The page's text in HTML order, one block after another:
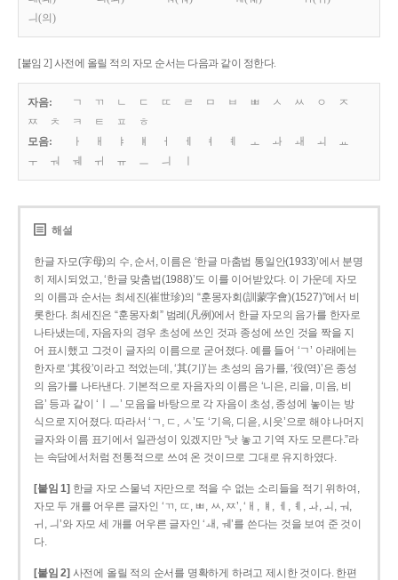
ㅢ(의)
[붙임 2] 사전에 올릴 적의 자모 순서는 다음과 같이 정한다.
자음: ㄱ ㄲ ㄴ ㄷ ㄸ ㄹ ㅁ ㅂ ㅃ ㅅ ㅆ ㅇ
ㅈ
ㅉ
ㅊ ㅋ ㅌ ㅍ
ㅎ
모음:
ㅏ ㅐ ㅑ ㅒ ㅓ ㅔ ㅕ ㅖ ㅗ ㅘ ㅙ ㅚ
ㅛ
ㅜ
ㅝ ㅞ ㅟ ㅠ ㅡ ㅢ
해설
한글 자모(字母)의 수, 순서, 이름은 ‘한글 마춤법 통일안(1933)’에서 분명
히 제시되었고, ‘한글 맞춤법(1988)’도 이를 이어받았다. 이 가운데 자모
의 이름과 순서는 최세진(崔世珍)의 “훈몽자회(訓蒙字會)(1527)”에서 비
롯한다. 최세진은 “훈몽자회” 범례(凡例)에서 한글 자모의 음가를 한자로
나타냈는데, 자음자의 경우 초성에 쓰인 것과 종성에 쓰인 것을 짝을 지
어 표시했고 그것이 글자의 이름으로 굳어졌다. 예를 들어 ‘ㄱ’ 아래에는
한자로 ‘其役’이라고 적었는데, ‘其(기)’는 초성의 음가를, ‘役(역)’은 종성
의 음가를 나타낸다. 기본적으로 자음자의 이름은 ‘니은, 리을, 미음, 비
읍’ 등과 같이 ‘ㅣㅡ’ 모음을 바탕으로 각 자음이 초성, 종성에 놓이는 방
식으로 지어졌다. 따라서 ‘ㄱ, ㄷ, ㅅ’도 ‘기윽, 디읃, 시읏’으로 해야 나머지
글자와 이름 표기에서 일관성이 있겠지만 “낫 놓고 기역 자도 모른다.”라
는 속담에서처럼 전통적으로 쓰여 온 것이므로 그대로 유지하였다.
[붙임 1] 한글 자모 스물넉 자만으로 적을 수 없는 소리들을 적기 위하여,
자모 두 개를 어우른 글자인 ‘ㄲ, ㄸ, ㅃ, ㅆ, ㅉ’, ‘ㅐ, ㅒ, ㅔ, ㅖ, ㅘ, ㅚ, ㅝ,
ㅟ, ㅢ’와 자모 세 개를 어우른 글자인 ‘ㅙ, ㅞ’를 쓴다는 것을 보여 준 것이
다.
[붙임 2] 사전에 올릴 적의 순서를 명확하게 하려고 제시한 것이다. 한편